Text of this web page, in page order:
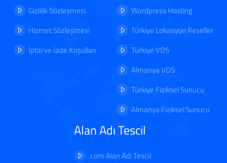
Gizlilik Sözleşmesi
Hizmet Sözleşmesi
İptal ve İade Koşulları
Wordpress Hosting
Türkiye Lokasyon Reseller
Türkiye VDS
Almanya VDS
Türkiye Fiziksel Sunucu
Almanya Fiziksel Sunucu
Alan Adı Tescil
.com Alan Adı Tescil